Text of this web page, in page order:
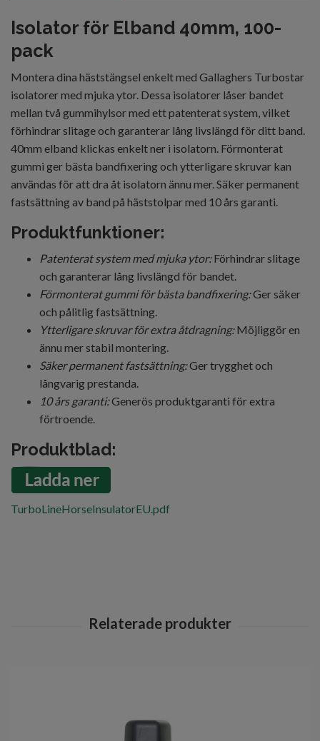
Isolator för Elband 40mm, 100-
pack
Montera dina häststängsel enkelt med Gallaghers Turbostar
isolatorer med mjuka ytor. Dessa isolatorer låser bandet
mellan två gummihylsor med ett patenterat system, vilket
förhindrar slitage och garanterar lång livslängd för ditt band.
40mm elband klickas enkelt ner i isolatorn. Förmonterat
gummi ger bästa bandfixering och ytterligare skruvar kan
användas för att dra åt isolatorn ännu mer. Säker permanent
fastsättning av band på häststolpar med 10 års garanti.
Produktfunktioner:
Patenterat system med mjuka ytor:Förhindrar slitage
och garanterar lång livslängd för bandet.
Förmonterat gummi för bästa bandfixering:Ger säker
och pålitlig fastsättning.
Ytterligare skruvar för extra åtdragning:Möjliggör en
ännu mer stabil montering.
Säker permanent fastsättning:Ger trygghet och
långvarig prestanda.
10 års garanti:Generös produktgaranti för extra
förtroende.
Produktblad:
TurboLineHorseInsulatorEU.pdf